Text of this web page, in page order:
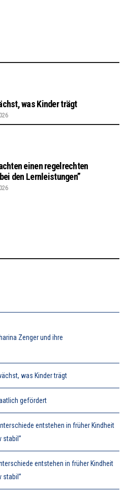
was Kinder trägt
einen regelrechten
den Lernleistungen”
Zenger und ihre
was Kinder trägt
gefördert
entstehen in früher Kindheit
stabil”
entstehen in früher Kindheit
stabil”